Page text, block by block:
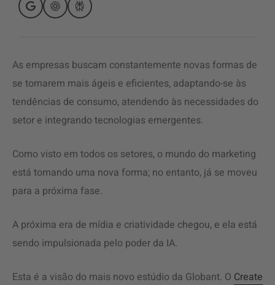
As empresas buscam constantemente novas formas de
se tornarem mais ágeis e eficientes, adaptando-se às
tendências de consumo, atendendo às necessidades do
setor e integrando tecnologias emergentes.
Como visto em todos os setores, o mundo do marketing
está tomando uma nova forma; no entanto, já se moveu
para a próxima fase.
A próxima era de mídia e criatividade chegou, e ela está
sendo impulsionada pelo poder da IA.
Esta é a visão do mais novo estúdio da Globant. O Create